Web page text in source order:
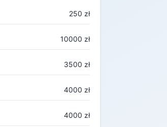
250 zł
10000 zł
3500 zł
4000 zł
4000 zł